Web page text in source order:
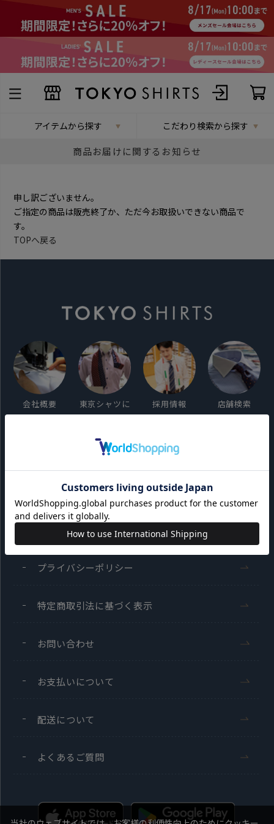
アイテムから探す こだわり検索から探す
商品お届けに関するお知らせ
申し訳ございません。
ご指定の商品は販売終了か、ただ今お取扱いできない商品で
す。
TOPへ戻る
会社概要
東京シャツに
ついて
採用情報 店舗検索
サイト利用規約
会員利用規約
プライバシーポリシー
特定商取引法に基づく表示
お問い合わせ
お支払いについて
配送について
よくあるご質問